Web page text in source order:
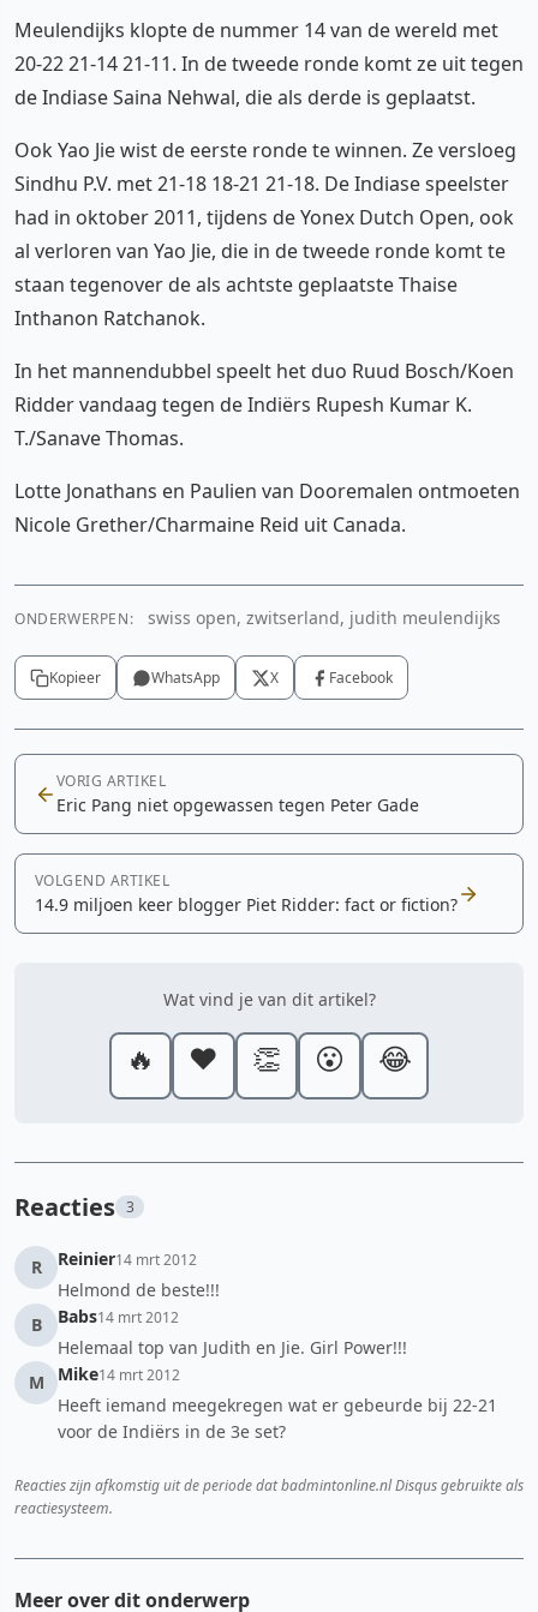
Meulendijks klopte de nummer 14 van de wereld met
20-22 21-14 21-11. In de tweede ronde komt ze uit tegen
de Indiase Saina Nehwal, die als derde is geplaatst.
Ook Yao Jie wist de eerste ronde te winnen. Ze versloeg
Sindhu P.V. met 21-18 18-21 21-18. De Indiase speelster
had in oktober 2011, tijdens de Yonex Dutch Open, ook
al verloren van Yao Jie, die in de tweede ronde komt te
staan tegenover de als achtste geplaatste Thaise
Inthanon Ratchanok.
In het mannendubbel speelt het duo Ruud Bosch/Koen
Ridder vandaag tegen de Indiërs Rupesh Kumar K.
T./Sanave Thomas.
Lotte Jonathans en Paulien van Dooremalen ontmoeten
Nicole Grether/Charmaine Reid uit Canada.
ONDERWERPEN: swiss open, zwitserland, judith meulendijks
Kopieer WhatsApp X Facebook
VORIG ARTIKEL
Eric Pang niet opgewassen tegen Peter Gade
VOLGEND ARTIKEL
14.9 miljoen keer blogger Piet Ridder: fact or fiction?
Wat vind je van dit artikel?
🔥 ❤️ 👏 😮 😂
Reacties 3
R Reinier14 mrt 2012
Helmond de beste!!!
B
Babs14 mrt 2012
Helemaal top van Judith en Jie. Girl Power!!!
M
Mike14 mrt 2012
Heeft iemand meegekregen wat er gebeurde bij 22-21
voor de Indiërs in de 3e set?
Reacties zijn afkomstig uit de periode dat badmintonline.nl Disqus gebruikte als
reactiesysteem.
Meer over dit onderwerp